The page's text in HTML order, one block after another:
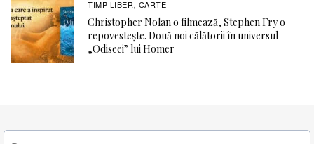
TIMP LIBER , CARTE
Christopher Nolan o filmează, Stephen Fry o
repovestește. Două noi călătorii în universul
„Odiseei” lui Homer